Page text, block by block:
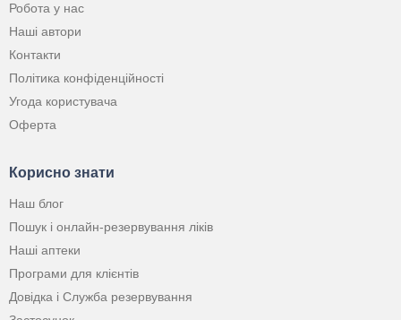
Робота у нас
Наші автори
Контакти
Політика конфіденційності
Угода користувача
Оферта
Корисно знати
Наш блог
Пошук і онлайн-резервування ліків
Наші аптеки
Програми для клієнтів
Довідка і Служба резервування